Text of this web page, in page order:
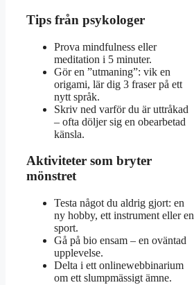
Tips från psykologer
Prova mindfulness eller
meditation i 5 minuter.
Gör en ”utmaning”: vik en
origami, lär dig 3 fraser på ett
nytt språk.
Skriv ned varför du är uttråkad
– ofta döljer sig en obearbetad
känsla.
Aktiviteter som bryter
mönstret
Testa något du aldrig gjort: en
ny hobby, ett instrument eller en
sport.
Gå på bio ensam – en oväntad
upplevelse.
Delta i ett onlinewebbinarium
om ett slumpmässigt ämne.